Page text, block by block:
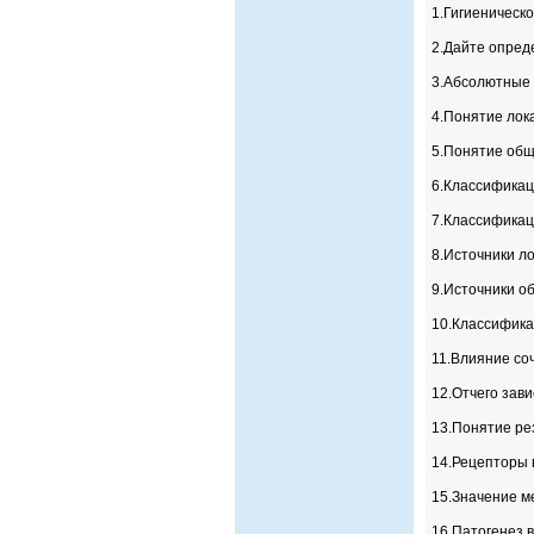
2.Дайте
3.Абсолютные
4.Понятие
5.Понятие
8.Источники
9.Источники
11.Влияние
12.Отчего
13.Понятие
14.Рецепторы
15.Значение